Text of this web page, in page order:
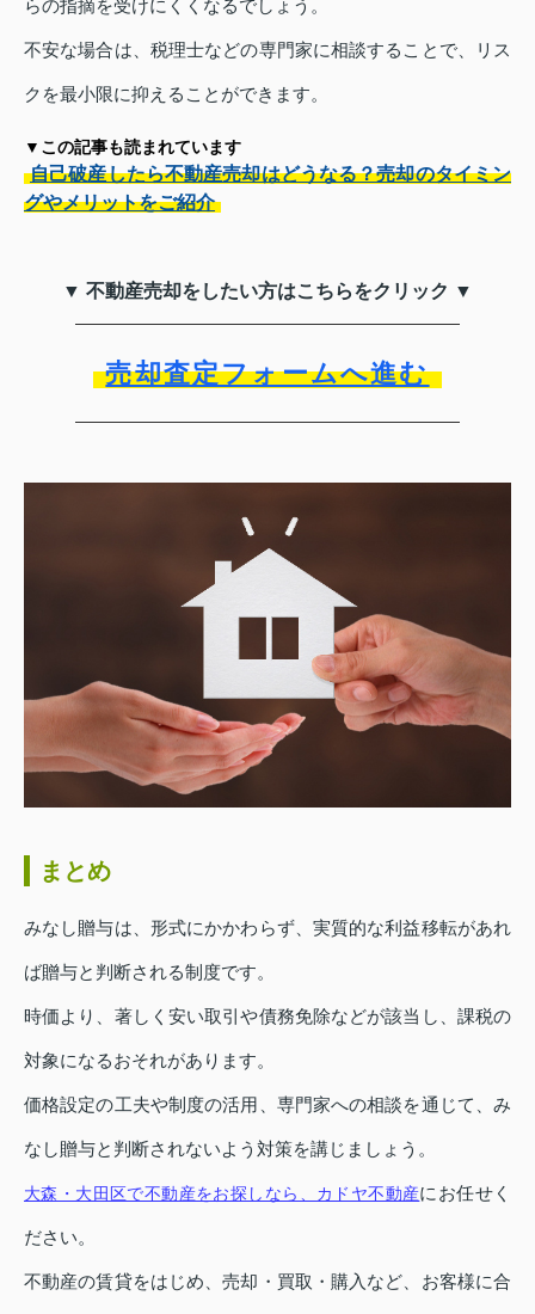
らの指摘を受けにくくなるでしょう。
不安な場合は、税理士などの専門家に相談することで、リス
クを最小限に抑えることができます。
▼この記事も読まれています
自己破産したら不動産売却はどうなる？売却のタイミン
グやメリットをご紹介
▼ 不動産売却をしたい方はこちらをクリック ▼
売却査定フォームへ進む
まとめ
みなし贈与は、形式にかかわらず、実質的な利益移転があれ
ば贈与と判断される制度です。
時価より、著しく安い取引や債務免除などが該当し、課税の
対象になるおそれがあります。
価格設定の工夫や制度の活用、専門家への相談を通じて、み
なし贈与と判断されないよう対策を講じましょう。
大森・大田区で不動産をお探しなら、カドヤ不動産にお任せく
ださい。
不動産の賃貸をはじめ、売却・買取・購入など、お客様に合